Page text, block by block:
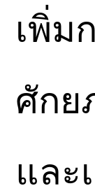
เพิ่ม
ศักย
และ